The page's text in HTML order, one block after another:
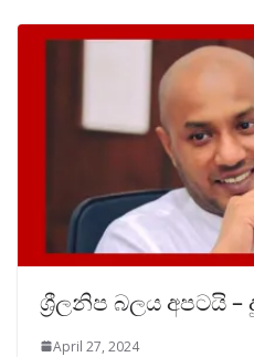
ශ්‍රීලනිප බලය අපටයි –
April 27, 2024